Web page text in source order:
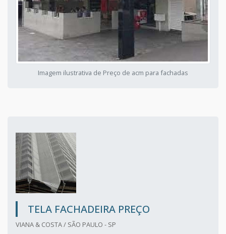
Imagem ilustrativa de Preço de acm para fachadas
TELA FACHADEIRA PREÇO
VIANA & COSTA / SÃO PAULO - SP